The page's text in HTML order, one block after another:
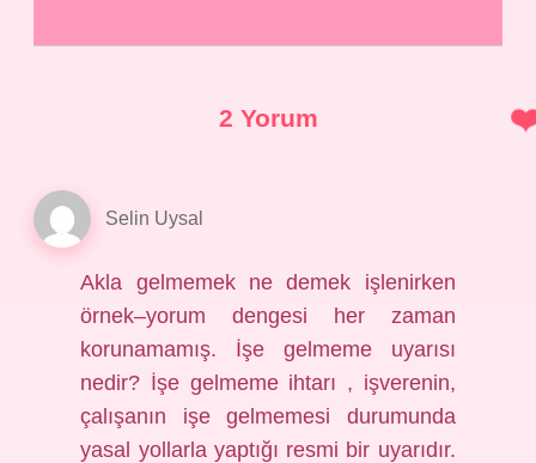
2 Yorum
Selin Uysal
Akla gelmemek ne demek işlenirken
örnek–yorum dengesi her zaman
korunamamış. İşe gelmeme uyarısı
nedir? İşe gelmeme ihtarı , işverenin,
çalışanın işe gelmemesi durumunda
yasal yollarla yaptığı resmi bir uyarıdır.